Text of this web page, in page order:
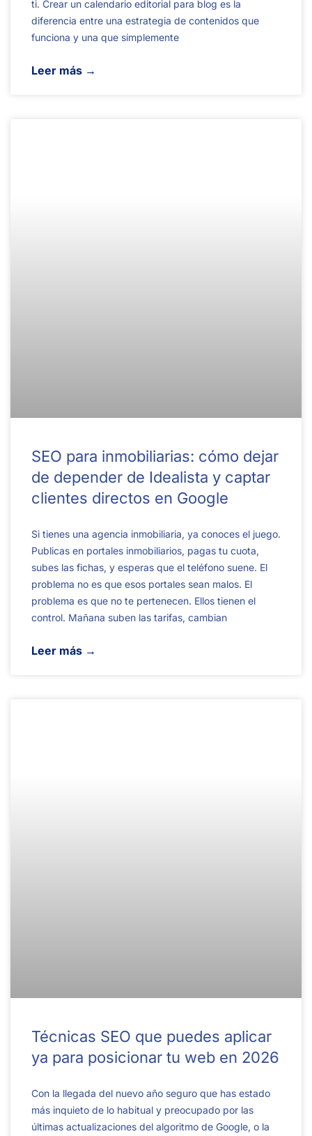
ti. Crear un calendario editorial para blog es la
diferencia entre una estrategia de contenidos que
funciona y una que simplemente
Leer más →
SEO para inmobiliarias: cómo dejar
de depender de Idealista y captar
clientes directos en Google
Si tienes una agencia inmobiliaria, ya conoces el juego.
Publicas en portales inmobiliarios, pagas tu cuota,
subes las fichas, y esperas que el teléfono suene. El
problema no es que esos portales sean malos. El
problema es que no te pertenecen. Ellos tienen el
control. Mañana suben las tarifas, cambian
Leer más →
Técnicas SEO que puedes aplicar
ya para posicionar tu web en 2026
Con la llegada del nuevo año seguro que has estado
más inquieto de lo habitual y preocupado por las
últimas actualizaciones del algoritmo de Google, o la